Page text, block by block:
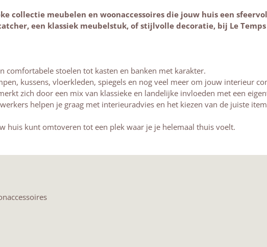
collectie meubelen en woonaccessoires die jouw huis een
een klassiek meubelstuk, of stijlvolle decoratie, bij Le Temps
comfortabele stoelen tot kasten en banken met karakter.
kussens, vloerkleden, spiegels en nog veel meer om jouw interieur
zich door een mix van klassieke en landelijke invloeden met een
helpen je graag met interieuradvies en het kiezen van de juiste
huis kunt omtoveren tot een plek waar je je helemaal thuis voelt.